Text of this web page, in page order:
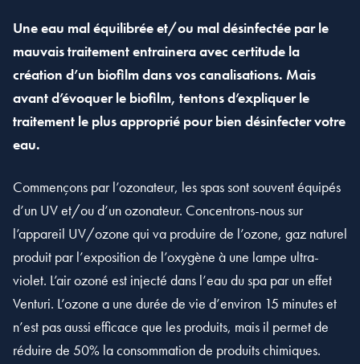
Une eau mal équilibrée et/ou mal désinfectée par le
mauvais traitement entrainera avec certitude la
création d’un biofilm dans vos canalisations. Mais
avant d’évoquer le biofilm, tentons d’expliquer le
traitement le plus approprié pour bien désinfecter votre
eau.
Commençons par l’ozonateur, les spas sont souvent équipés
d’un UV et/ou d’un ozonateur. Concentrons-nous sur
l’appareil UV/ozone qui va produire de l’ozone, gaz naturel
produit par l’exposition de l’oxygène à une lampe ultra-
violet. L’air ozoné est injecté dans l’eau du spa par un effet
Venturi. L’ozone a une durée de vie d’environ 15 minutes et
n’est pas aussi efficace que les produits, mais il permet de
réduire de 50% la consommation de produits chimiques.